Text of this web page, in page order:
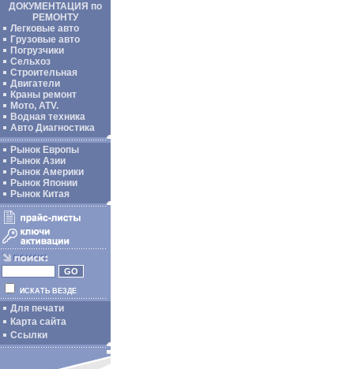
ДОКУМЕНТАЦИЯ по
РЕМОНТУ
Легковые авто
Грузовые авто
Погрузчики
Сельхоз
Строительная
Двигатели
Краны ремонт
Мото, ATV.
Водная техника
Авто Диагностика
Рынок Европы
Рынок Азии
Рынок Америки
Рынок Японии
Рынок Китая
ИСКАТЬ ВЕЗДЕ
Для печати
Карта сайта
Ссылки